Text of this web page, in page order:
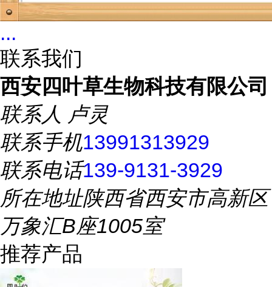
...
联系我们
西安四叶草生物科技有限公司
联系人 卢灵
联系手机13991313929
联系电话139-9131-3929
所在地址陕西省西安市高新区
万象汇B座1005室
推荐产品